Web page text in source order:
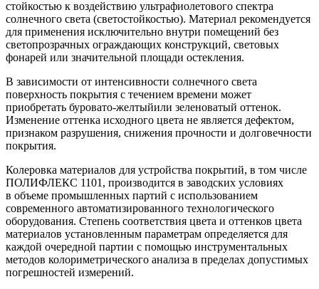
стойкостью к воздействию ультрафиолетового спектра
солнечного света (светостойкостью). Материал рекомендуется
для применения исключительно внутри помещений без
светопрозрачных ограждающих конструкций, световых
фонарей или значительной площади остекления.
В зависимости от интенсивности солнечного света
поверхность покрытия с течением времени может
приобретать буровато-желтыйили зеленоватый оттенок.
Изменение оттенка исходного цвета не является дефектом,
признаком разрушения, снижения прочности и долговечности
покрытия.
Колеровка материалов для устройства покрытий, в том числе
ПОЛИФЛЕКС 1101, производится в заводских условиях
в объеме промышленных партий с использованием
современного автоматизированного технологического
оборудования. Степень соответствия цвета и оттенков цвета
материалов установленным параметрам определяется для
каждой очередной партии с помощью инструментальных
методов колориметрического анализа в пределах допустимых
погрешностей измерений.